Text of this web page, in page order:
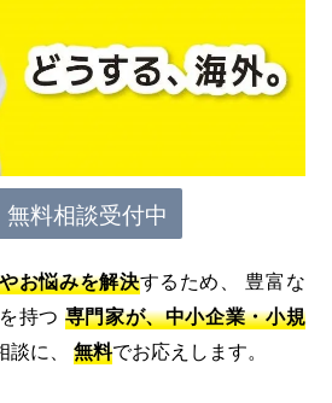
無料相談受付中
お悩みを解決するため、 豊富な
持つ 専門家が、中小企業・小規
談に、無料でお応えします。